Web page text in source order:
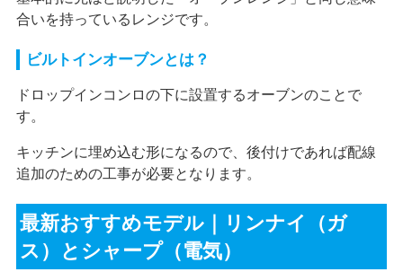
合いを持っているレンジです。
ビルトインオーブンとは？
ドロップインコンロの下に設置するオーブンのことで
す。
キッチンに埋め込む形になるので、後付けであれば配線
追加のための工事が必要となります。
最新おすすめモデル｜リンナイ（ガ
ス）とシャープ（電気）